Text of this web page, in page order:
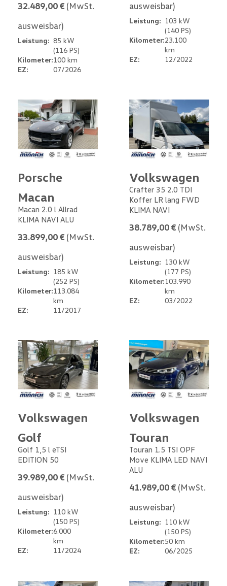
32.489,00 € (MwSt.
ausweisbar)
Leistung: 85 kW
(116 PS)
Kilometer:100 km
EZ:
07/2026
ausweisbar)
Leistung: 103 kW
(140 PS)
Kilometer:23.100
km
EZ:
12/2022
Porsche
Macan
Macan 2.0 l Allrad
KLIMA NAVI ALU
33.899,00 € (MwSt.
ausweisbar)
Leistung: 185 kW
(252 PS)
Kilometer:113.084
km
EZ:
11/2017
Volkswagen
Crafter 35 2.0 TDI
Koffer LR lang FWD
KLIMA NAVI
38.789,00 € (MwSt.
ausweisbar)
Leistung: 130 kW
(177 PS)
Kilometer:103.990
km
EZ:
03/2022
Volkswagen
Golf
Golf 1,5 l eTSI
EDITION 50
39.989,00 € (MwSt.
ausweisbar)
Leistung: 110 kW
(150 PS)
Kilometer:6.000
km
EZ:
11/2024
Volkswagen
Touran
Touran 1.5 TSI OPF
Move KLIMA LED NAVI
ALU
41.989,00 € (MwSt.
ausweisbar)
Leistung: 110 kW
(150 PS)
Kilometer:50 km
EZ:
06/2025